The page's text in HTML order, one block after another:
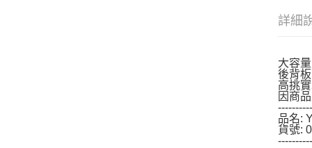
詳細
大容
後背
高挑
因商
品名:
貨號: